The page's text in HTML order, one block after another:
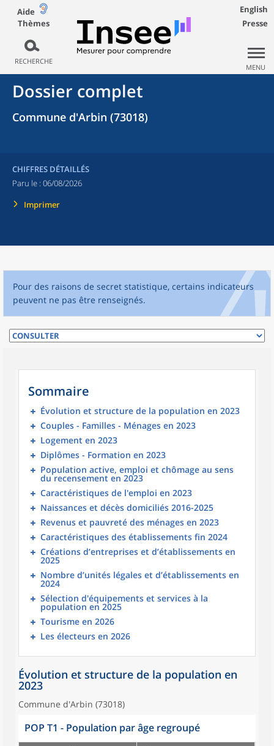
Aide
Thèmes
RECHERCHE
English
Presse
MENU
Dossier complet
Commune d'Arbin (73018)
CHIFFRES DÉTAILLÉS
Paru le : 06/08/2026
Imprimer
Pour des raisons de secret statistique, certains indicateurs
peuvent ne pas être renseignés.
Sommaire
Évolution et structure de la population en 2023
Couples - Familles - Ménages en 2023
Logement en 2023
Diplômes - Formation en 2023
Population active, emploi et chômage au sens
du recensement en 2023
Caractéristiques de l'emploi en 2023
Naissances et décès domiciliés 2016-2025
Revenus et pauvreté des ménages en 2023
Caractéristiques des établissements fin 2024
Créations d’entreprises et d’établissements en
2025
Nombre d’unités légales et d’établissements en
2024
Sélection d'équipements et services à la
population en 2025
Tourisme en 2026
Les électeurs en 2026
Évolution et structure de la population en
2023
Commune d'Arbin (73018)
POP T1 - Population par âge regroupé